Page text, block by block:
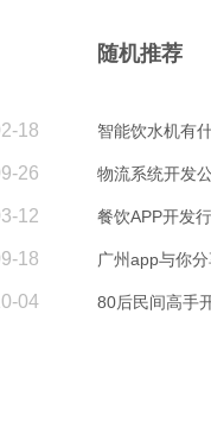
18
26
12
18
04
随机推荐
智能饮水机有
物流系统开发
餐饮APP开发
广州app与你
80后民间高手